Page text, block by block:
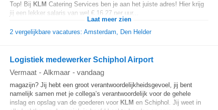
Top! Bij KLM Catering Services ben je aan het juiste adres! Hier krijg
jij een lekker salaris van wel € 16,27 per uur...
Laat meer zien
2 vergelijkbare vacatures: Amsterdam, Den Helder
Logistiek medewerker Schiphol Airport
Vermaat - Alkmaar - vandaag
magazijn? Jij hebt een groot verantwoordelijkheidsgevoel, jij bent
namelijk samen met je collega’s verantwoordelijk voor de gehele
inslag en opslag van de goederen voor KLM en Schiphol. Jij weet in